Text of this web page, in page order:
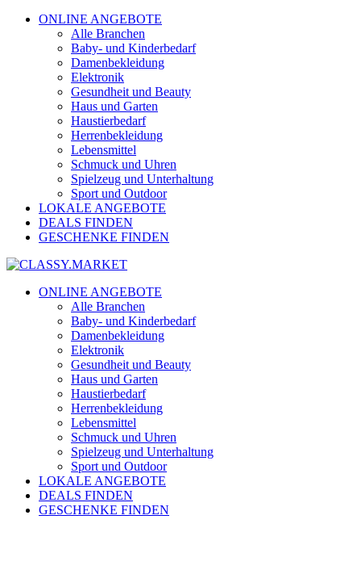
ONLINE ANGEBOTE
Alle Branchen
Baby- und Kinderbedarf
Damenbekleidung
Elektronik
Gesundheit und Beauty
Haus und Garten
Haustierbedarf
Herrenbekleidung
Lebensmittel
Schmuck und Uhren
Spielzeug und Unterhaltung
Sport und Outdoor
LOKALE ANGEBOTE
DEALS FINDEN
GESCHENKE FINDEN
ONLINE ANGEBOTE
Alle Branchen
Baby- und Kinderbedarf
Damenbekleidung
Elektronik
Gesundheit und Beauty
Haus und Garten
Haustierbedarf
Herrenbekleidung
Lebensmittel
Schmuck und Uhren
Spielzeug und Unterhaltung
Sport und Outdoor
LOKALE ANGEBOTE
DEALS FINDEN
GESCHENKE FINDEN